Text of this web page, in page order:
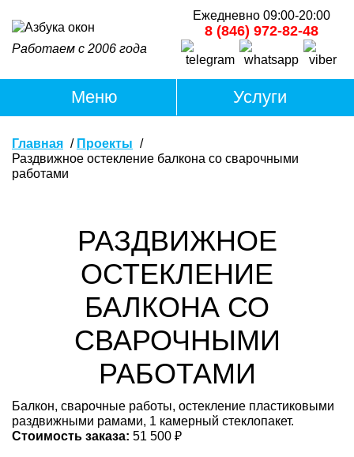
Работаем с 2006 года
Ежедневно 09:00-20:00
8 (846) 972-82-48
Главная
Проекты
Раздвижное остекление балкона со сварочными
работами
РАЗДВИЖНОЕ
ОСТЕКЛЕНИЕ
БАЛКОНА СО
СВАРОЧНЫМИ
РАБОТАМИ
Балкон, сварочные работы, остекление пластиковыми
раздвижными рамами, 1 камерный стеклопакет.
Стоимость заказа: 51 500 ₽